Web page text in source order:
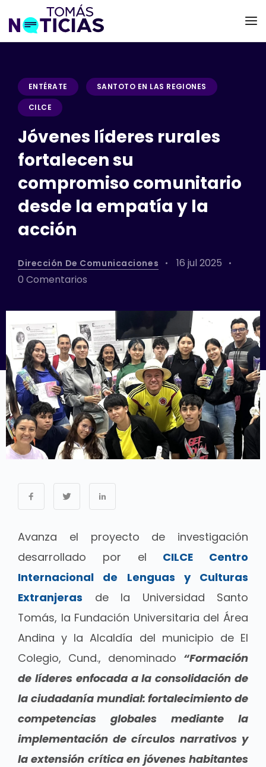
ENTÉRATE SANTOTO EN LAS REGIONES
CILCE
Jóvenes líderes rurales
fortalecen su
compromiso comunitario
desde la empatía y la
acción
Dirección De Comunicaciones
16 jul 2025
0 Comentarios
Avanza el proyecto de investigación
desarrollado por el CILCE Centro
Internacional de Lenguas y Culturas
Extranjeras de la Universidad Santo
Tomás, la Fundación Universitaria del Área
Andina y la Alcaldía del municipio de El
Colegio, Cund., denominado “Formación
de líderes enfocada a la consolidación de
la ciudadanía mundial: fortalecimiento de
competencias globales mediante la
implementación de círculos narrativos y
la extensión crítica en jóvenes habitantes